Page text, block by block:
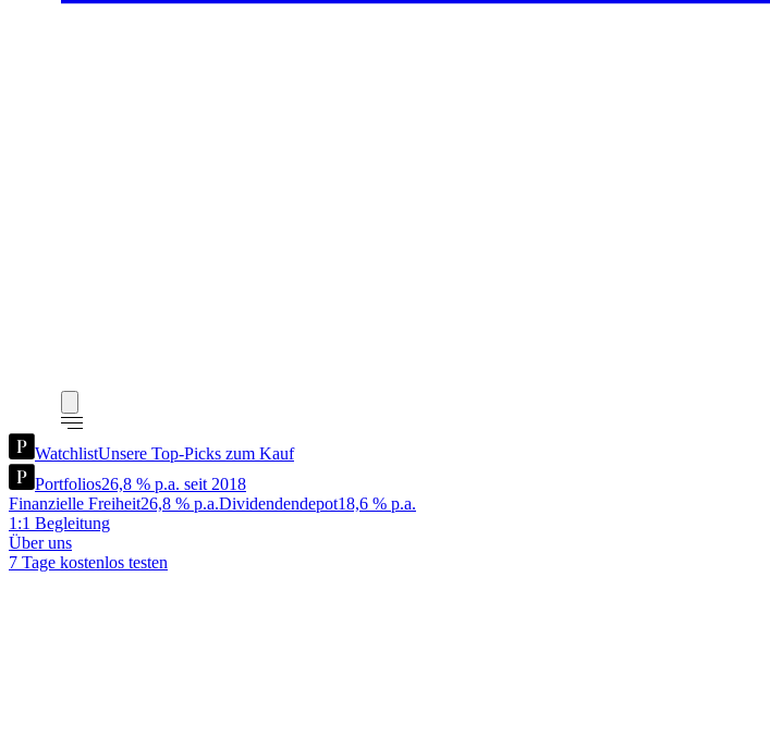
WatchlistUnsere Top-Picks zum Kauf
Portfolios26,8 % p.a. seit 2018
Finanzielle Freiheit26,8 % p.a.Dividendendepot18,6 % p.a.
1:1 Begleitung
Über uns
7 Tage kostenlos testen